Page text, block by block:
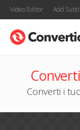
Video Editor Add
Converti i